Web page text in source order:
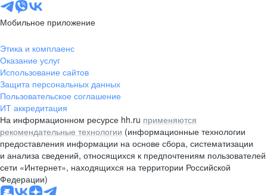
Мобильное приложение
Этика и комплаенс
Оказание услуг
Использование сайтов
Защита персональных данных
Пользовательское соглашение
ИТ аккредитация
На информационном ресурсе hh.ru применяются
рекомендательные технологии (информационные технологии
предоставления информации на основе сбора, систематизации
и анализа сведений, относящихся к предпочтениям пользователей
сети «Интернет», находящихся на территории Российской
Федерации)